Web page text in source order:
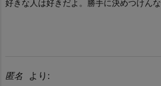
好きな人は好きだよ。勝手に決めつけんな
匿名 より: